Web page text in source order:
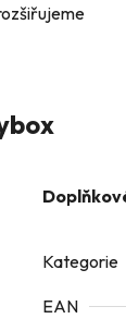
Kategorie
EAN